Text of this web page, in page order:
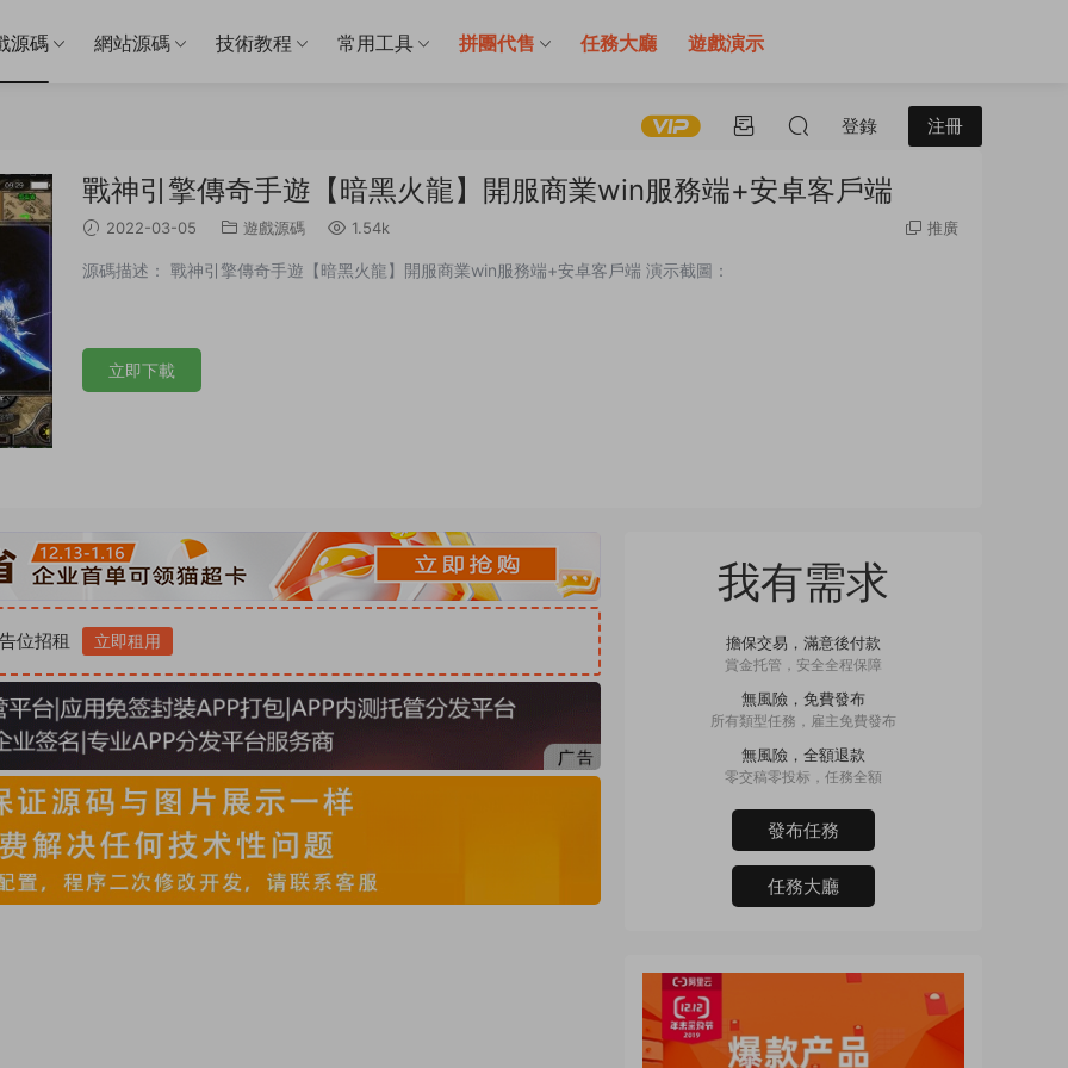
源碼 網站源碼 技術教程 常用工具 拼團代售 任務大廳 遊戲演示
登錄 注冊
戰神引擎傳奇手遊【暗黑火龍】開服商業win服務端+安卓客戶端
2022-03-05 遊戲源碼 1.54k 推廣
源碼描述： 戰神引擎傳奇手遊【暗黑火龍】開服商業win服務端+安卓客戶端 演示截圖：
立即下載
位招租 立即租用
我有需求
擔保交易，滿意後付款
賞金托管，安全全程保障
無風險，免費發布
所有類型任務，雇主免費發布
無風險，全額退款
零交稿零投标，任務全額
發布任務
任務大廳